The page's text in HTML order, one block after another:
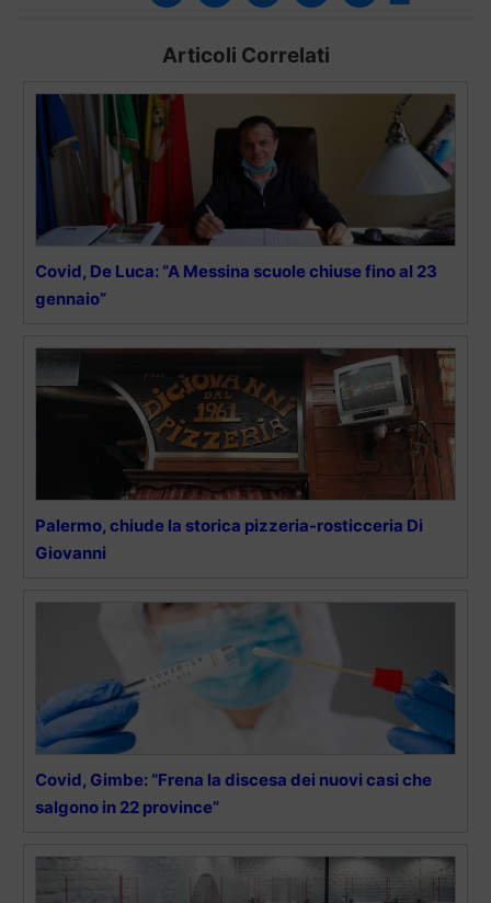
Articoli Correlati
Covid, De Luca: “A Messina scuole chiuse fino al 23
gennaio”
Palermo, chiude la storica pizzeria-rosticceria Di
Giovanni
Covid, Gimbe: “Frena la discesa dei nuovi casi che
salgono in 22 province”